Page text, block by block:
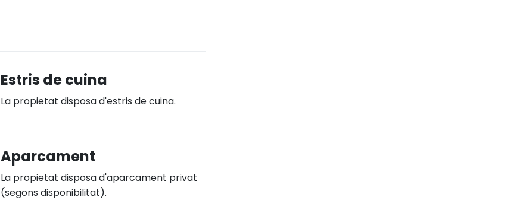
Estris de cuina
La propietat disposa d'estris de cuina.
Aparcament
La propietat disposa d'aparcament privat
(segons disponibilitat).